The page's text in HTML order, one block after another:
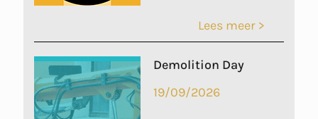
Lees meer >
Demolition Day
19/09/2026